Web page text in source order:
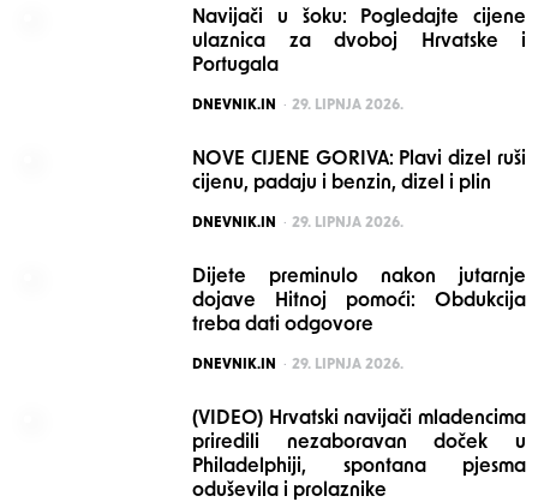
Navijači u šoku: Pogledajte cijene
ulaznica za dvoboj Hrvatske i
Portugala
POSTED
DNEVNIK.IN 29. LIPNJA 2026.
NOVE CIJENE GORIVA: Plavi dizel ruši
cijenu, padaju i benzin, dizel i plin
POSTED
DNEVNIK.IN 29. LIPNJA 2026.
Dijete preminulo nakon jutarnje
dojave Hitnoj pomoći: Obdukcija
treba dati odgovore
POSTED
DNEVNIK.IN 29. LIPNJA 2026.
(VIDEO) Hrvatski navijači mladencima
priredili nezaboravan doček u
Philadelphiji, spontana pjesma
oduševila i prolaznike